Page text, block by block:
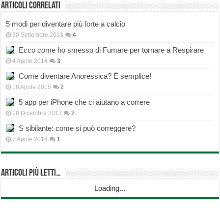
Articoli correlati
5 modi per diventare più forte a calcio
30 Settembre 2013 4
Ecco come ho smesso di Fumare per tornare a Respirare
4 Aprile 2014 3
Come diventare Anoressica? È semplice!
18 Aprile 2015 2
5 app per iPhone che ci aiutano a correre
18 Dicembre 2013 2
S sibilante: come si può correggere?
7 Aprile 2014 1
Articoli più Letti…
Loading...